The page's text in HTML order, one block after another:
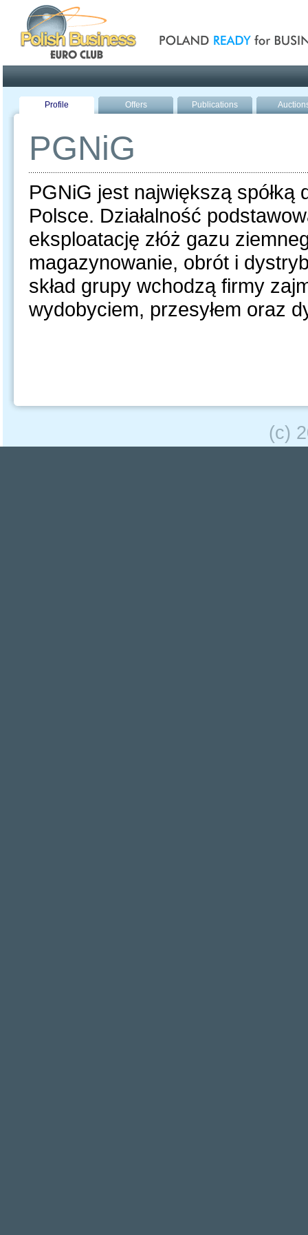
Profile Offers Publications
PGNiG
PGNiG jest największą spółką
Polsce. Działalność
eksploatację złóż gazu
magazynowanie, obrót i
skład grupy wchodzą firmy
wydobyciem, przesyłem oraz
(c)